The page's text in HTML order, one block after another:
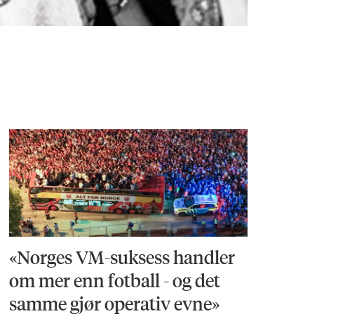
«Norges VM-suksess handler
om mer enn fotball - og det
samme gjør operativ evne»